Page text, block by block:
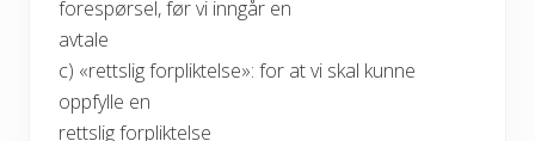
forespørsel, før vi inngår en
avtale
c) «rettslig forpliktelse»: for at vi skal kunne
oppfylle en
rettslig forpliktelse